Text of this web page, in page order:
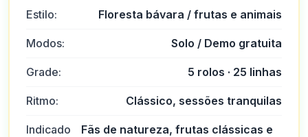
Estilo: Floresta bávara / frutas e animais
Modos: Solo / Demo gratuita
Grade: 5 rolos · 25 linhas
Ritmo: Clássico, sessões tranquilas
Indicado
Fãs de natureza, frutas clássicas e